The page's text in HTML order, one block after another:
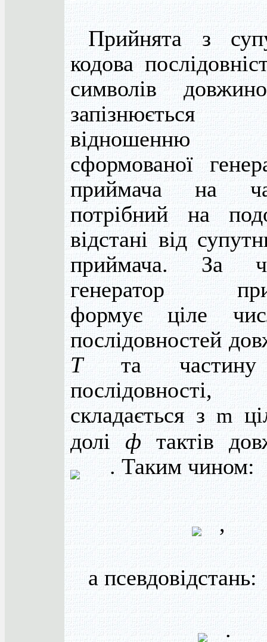
Прийнята з
кодова
символів
сформованої
приймача на
потрібний на
відстані від
приймача. За
генератор
формує ціле
послідовностей
Тта частину
складається з m
долі ф тактів
. Таким чином:
,
а псевдовідстань:
.